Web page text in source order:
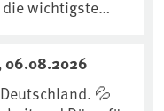
episode/urn
06.08.2026
💦